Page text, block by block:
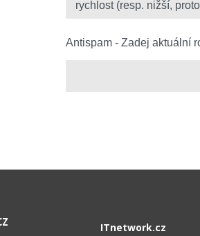
Antispam - Zadej aktuální
ITnetwork.cz